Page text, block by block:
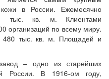
кожи в России. Ежемесячно
тыс. кв. м. Клиентами
организаций по всему миру.
480 тыс. кв. м. Площадей и
– одно из старейших
России. В 1916-ом году,